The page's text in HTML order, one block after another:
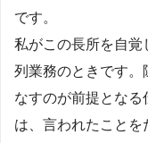
です。
私がこの長所を自覚
列業務のときです。
なすのが前提とな
は、言われたこと